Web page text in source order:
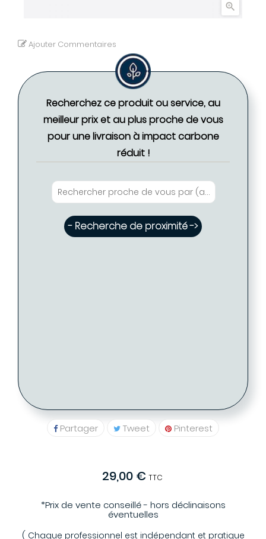

Ajouter Commentaires
Recherchez ce produit ou service, au
meilleur prix et au plus proche de vous
pour une livraison à impact carbone
réduit !
- Recherche de proximité ->
Partager Tweet Pinterest
29,00 € TTC
*Prix de vente conseillé - hors déclinaisons
éventuelles
( Chaque professionnel est indépendant et pratique